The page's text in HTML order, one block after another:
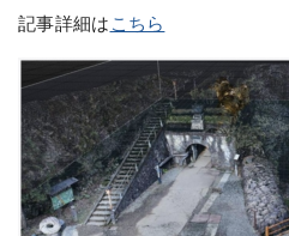
記事詳細は こちら